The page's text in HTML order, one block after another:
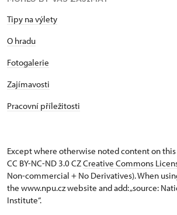
Tipy na výlety
O hradu
Fotogalerie
Zajímavosti
Pracovní příležitosti
Except where otherwise noted content on
CC BY-NC-ND 3.0 CZCreative Commons
Non-commercial + No Derivatives). When
the www.npu.cz website and add: „source:
Institute“.